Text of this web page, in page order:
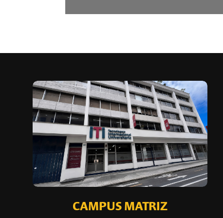
CAMPUS MATRIZ